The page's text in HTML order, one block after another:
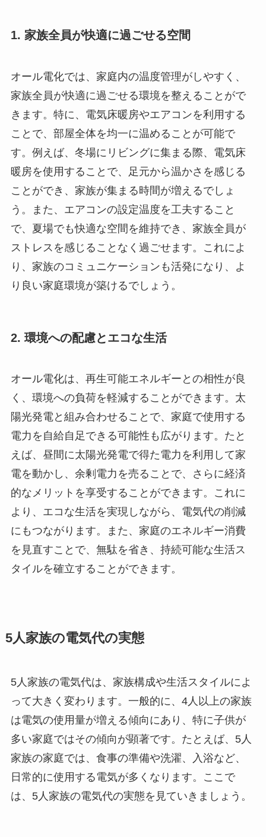
1. 家族全員が快適に過ごせる空間
オール電化では、家庭内の温度管理がしやすく、
家族全員が快適に過ごせる環境を整えることがで
きます。特に、電気床暖房やエアコンを利用する
ことで、部屋全体を均一に温めることが可能で
す。例えば、冬場にリビングに集まる際、電気床
暖房を使用することで、足元から温かさを感じる
ことができ、家族が集まる時間が増えるでしょ
う。また、エアコンの設定温度を工夫すること
で、夏場でも快適な空間を維持でき、家族全員が
ストレスを感じることなく過ごせます。これによ
り、家族のコミュニケーションも活発になり、よ
り良い家庭環境が築けるでしょう。
2. 環境への配慮とエコな生活
オール電化は、再生可能エネルギーとの相性が良
く、環境への負荷を軽減することができます。太
陽光発電と組み合わせることで、家庭で使用する
電力を自給自足できる可能性も広がります。たと
えば、昼間に太陽光発電で得た電力を利用して家
電を動かし、余剰電力を売ることで、さらに経済
的なメリットを享受することができます。これに
より、エコな生活を実現しながら、電気代の削減
にもつながります。また、家庭のエネルギー消費
を見直すことで、無駄を省き、持続可能な生活ス
タイルを確立することができます。
5人家族の電気代の実態
5人家族の電気代は、家族構成や生活スタイルによ
って大きく変わります。一般的に、4人以上の家族
は電気の使用量が増える傾向にあり、特に子供が
多い家庭ではその傾向が顕著です。たとえば、5人
家族の家庭では、食事の準備や洗濯、入浴など、
日常的に使用する電気が多くなります。ここで
は、5人家族の電気代の実態を見ていきましょう。